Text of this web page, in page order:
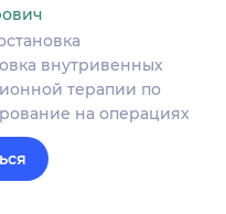
внутривенных
терапии по
на операциях